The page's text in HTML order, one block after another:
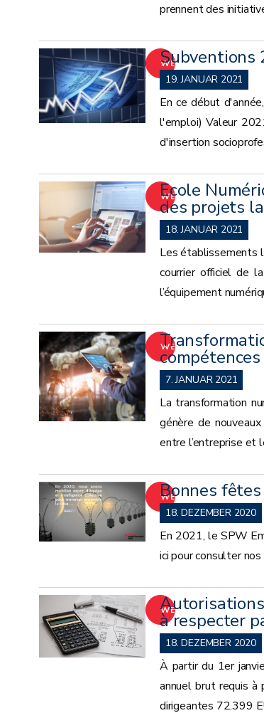
prennent des
WEITER
Subventions
19. JANUAR 2021
En ce début
l'emploi) Valeur
d'insertion
WEITER
Ecole
des projets
18. JANUAR 2021
Les établissements
courrier officiel de
l’équipement
WEITER
7. JANUAR 2021
La transformation
génère de
entre l’entreprise et
WEITER
Bonnes
18. DEZEMBER 2020
En 2021, le SPW
ici pour consulter
WEITER
à respecter
18. DEZEMBER 2020
À partir du 1er
annuel brut requis
dirigeantes 72.399